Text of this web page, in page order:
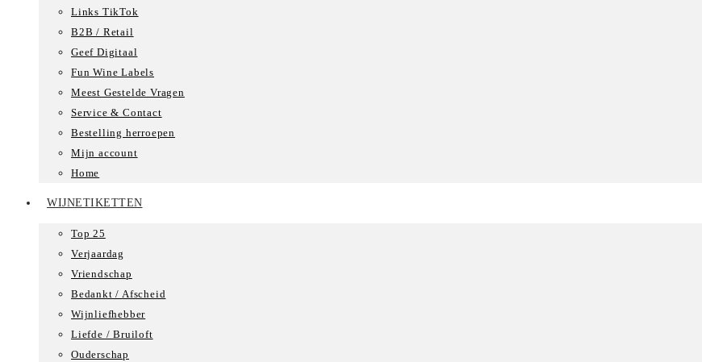
Links TikTok
B2B / Retail
Geef Digitaal
Fun Wine Labels
Meest Gestelde Vragen
Service & Contact
Bestelling herroepen
Mijn account
Home
WIJNETIKETTEN
Top 25
Verjaardag
Vriendschap
Bedankt / Afscheid
Wijnliefhebber
Liefde / Bruiloft
Ouderschap